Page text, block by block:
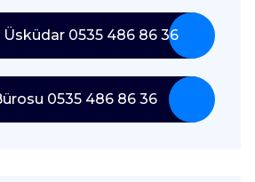
Üsküdar 0535 486 86 36
0535 486 86 36